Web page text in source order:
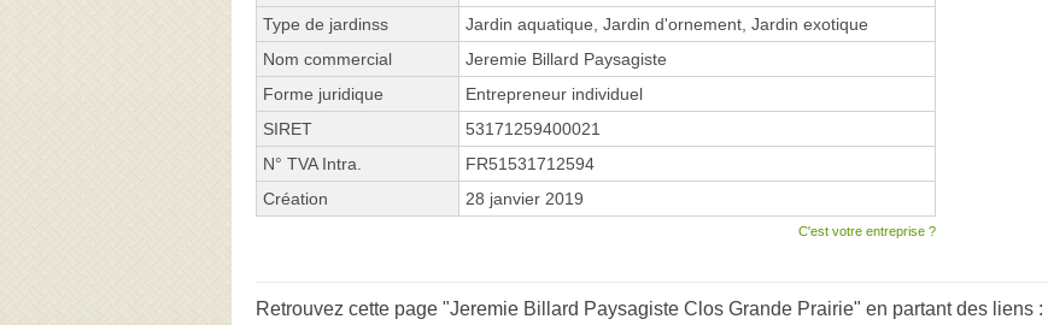
Type de jardinss
Jardin aquatique, Jardin d'ornement, Jardin exotique
Nom commercial
Jeremie Billard Paysagiste
Forme juridique
Entrepreneur individuel
SIRET
53171259400021
N° TVA Intra.
FR51531712594
Création
28 janvier 2019
C'est votre entreprise ?
Retrouvez cette page "Jeremie Billard Paysagiste Clos Grande Prairie" en partant des liens :